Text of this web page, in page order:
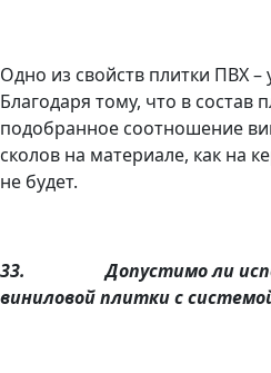
Одно из свойств плитки ПВХ –
Благодаря тому, что в состав
подобранное соотношение
сколов на материале, как на
не будет.
33.Допустимо ли
виниловой плитки с